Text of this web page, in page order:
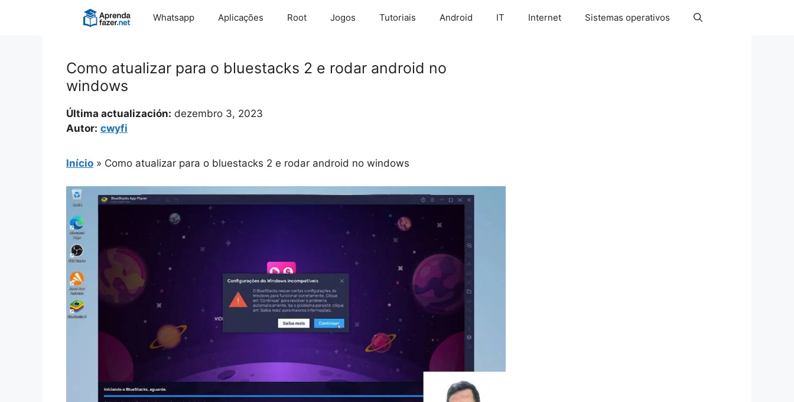
Whatsapp Aplicações Root Jogos Tutoriais Android IT Internet Sistemas operativos
Como atualizar para o bluestacks 2 e rodar android no
windows
Última actualización: dezembro 3, 2023
Autor: cwyfi
Início » Como atualizar para o bluestacks 2 e rodar android no windows